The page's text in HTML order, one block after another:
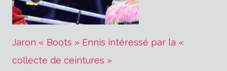
Jaron « Boots » Ennis intéressé par la «
collecte de ceintures »